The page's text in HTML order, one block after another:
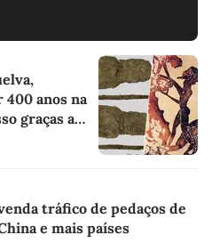
anos na
graças a
tráfico de pedaços de
e mais países